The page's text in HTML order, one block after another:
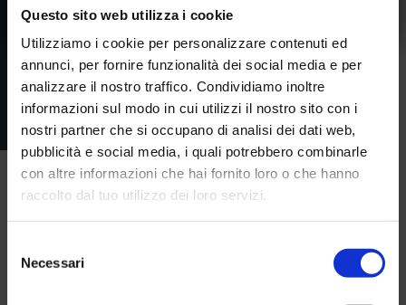
Questo sito web utilizza i cookie
Utilizziamo i cookie per personalizzare contenuti ed
annunci, per fornire funzionalità dei social media e per
analizzare il nostro traffico. Condividiamo inoltre
informazioni sul modo in cui utilizzi il nostro sito con i
nostri partner che si occupano di analisi dei dati web,
pubblicità e social media, i quali potrebbero combinarle
con altre informazioni che hai fornito loro o che hanno
raccolto dal tuo utilizzo dei loro servizi.
delNecessari